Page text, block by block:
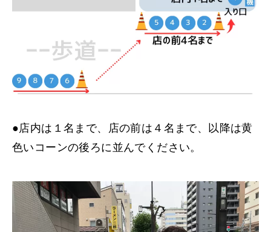
●店内は１名まで、店の前は４名まで、以降は黄
色いコーンの後ろに並んでください。